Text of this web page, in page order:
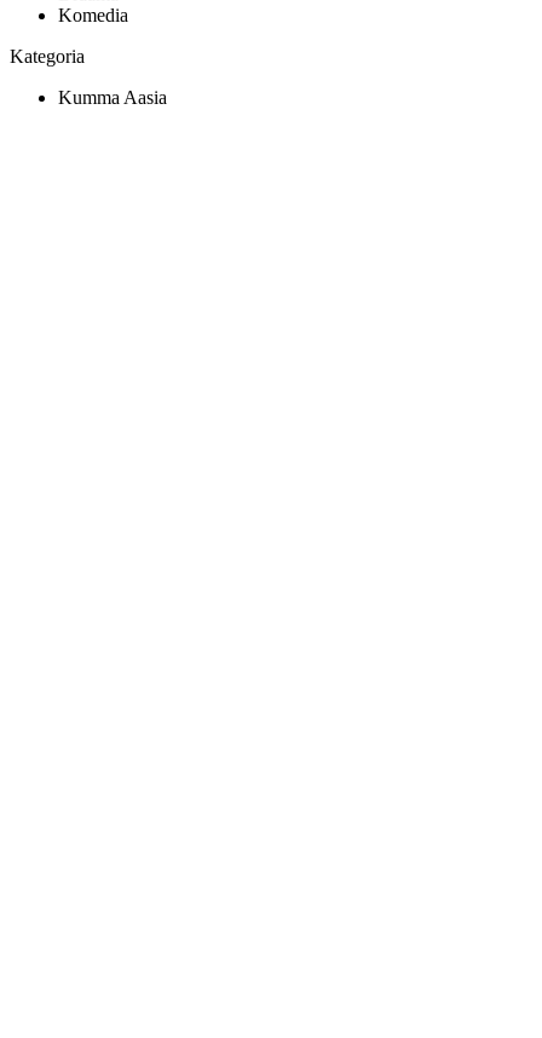
Komedia
Kategoria
Kumma Aasia